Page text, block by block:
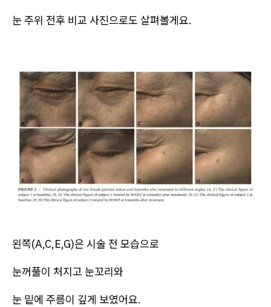
눈 주위 전후 비교 사진으로도 살펴볼게요.
왼쪽(A,C,E,G)은 시술 전 모습으로
눈꺼풀이 처지고 눈꼬리와
눈 밑에 주름이 깊게 보였어요.